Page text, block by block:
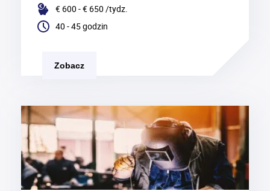
€ 600 - € 650 /tydz.
40 - 45 godzin
Zobacz